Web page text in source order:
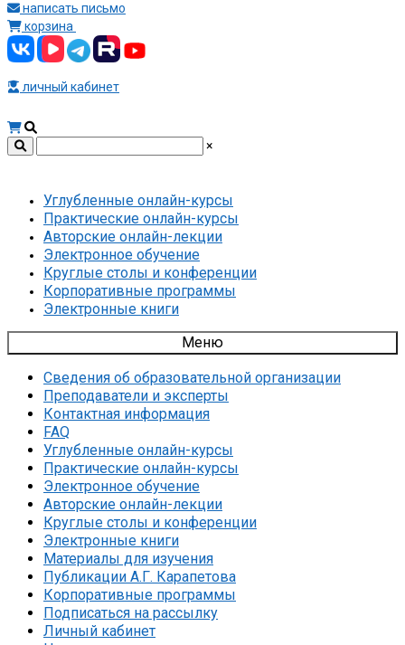
написать письмо
корзина
личный кабинет
×
Углубленные онлайн-курсы
Практические онлайн-курсы
Авторские онлайн-лекции
Электронное обучение
Круглые столы и конференции
Корпоративные программы
Электронные книги
Меню
Сведения об образовательной организации
Преподаватели и эксперты
Контактная информация
FAQ
Углубленные онлайн-курсы
Практические онлайн-курсы
Электронное обучение
Авторские онлайн-лекции
Круглые столы и конференции
Электронные книги
Материалы для изучения
Публикации А.Г. Карапетова
Корпоративные программы
Подписаться на рассылку
Личный кабинет